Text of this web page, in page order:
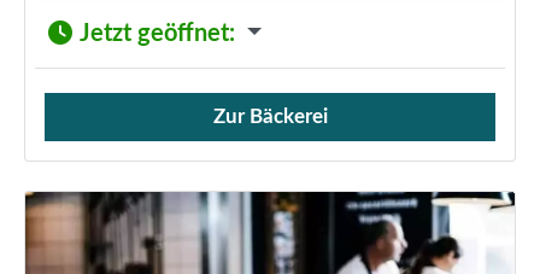
Jetzt geöffnet:
Verkauf von Brötchen,
Zur Bäckerei